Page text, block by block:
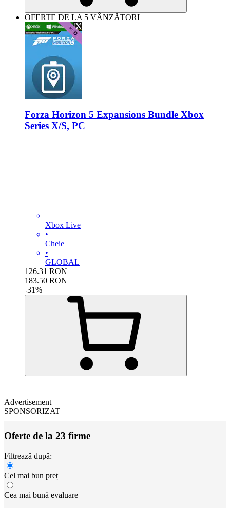
OFERTE DE LA 5 VÂNZĂTORI
Forza Horizon 5 Expansions Bundle Xbox
Series X/S, PC
Xbox Live
•
Cheie
•
GLOBAL
126.31 RON
183.50 RON
-31%
Advertisement
SPONSORIZAT
Oferte de la 23 firme
Filtrează după:
Cel mai bun preț
Cea mai bună evaluare